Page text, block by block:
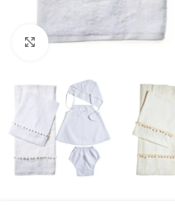
Click to enlarge